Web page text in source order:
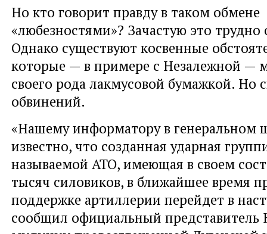
Но кто говорит правду в таком обмене
«любезностями»? Зачастую это трудно
Однако существуют косвенные
которые — в примере с Незалежной —
своего рода лакмусовой бумажкой. Но
обвинений.
«Нашему информатору в генеральном
известно, что созданная ударная
называемой АТО, имеющая в своем
тысяч силовиков, в ближайшее время
поддержке артиллерии перейдет в
сообщил официальный представитель